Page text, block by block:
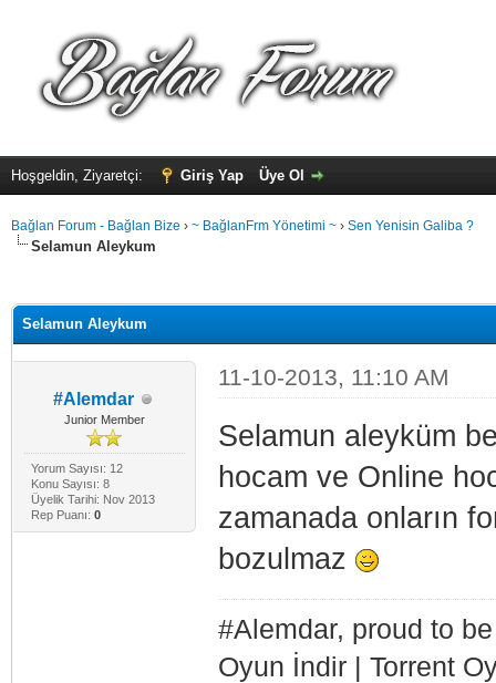
Hoşgeldin, Ziyaretçi: Giriş Yap Üye Ol
Bağlan Forum - Bağlan Bize › ~ BağlanFrm Yönetimi ~ › Sen Yenisin Galiba ?
Selamun Aleykum
Selamun Aleykum
#Alemdar
Junior Member
Yorum Sayısı: 12
Konu Sayısı: 8
Üyelik Tarihi: Nov 2013
Rep Puanı: 0
11-10-2013, 11:10 AM
Selamun aleyküm
hocam ve Online
zamanada onların
bozulmaz
#Alemdar, proud to
Oyun İndir | Torrent